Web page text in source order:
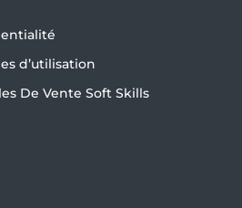
d’utilisation
De Vente Soft Skills